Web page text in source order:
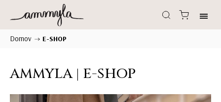
Domov / E-SHOP
AMMYLA | E-SHOP